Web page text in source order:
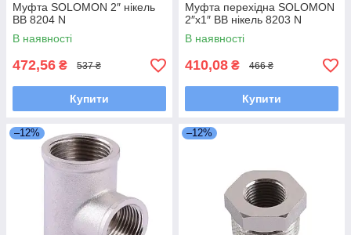
Муфта SOLOMON 2″ нікель
ВВ 8204 N
В наявності
472,56 ₴ 537 ₴
Купити
Муфта перехідна SOLOMON
2″х1″ ВВ нікель 8203 N
В наявності
410,08 ₴ 466 ₴
Купити
–12% –12%